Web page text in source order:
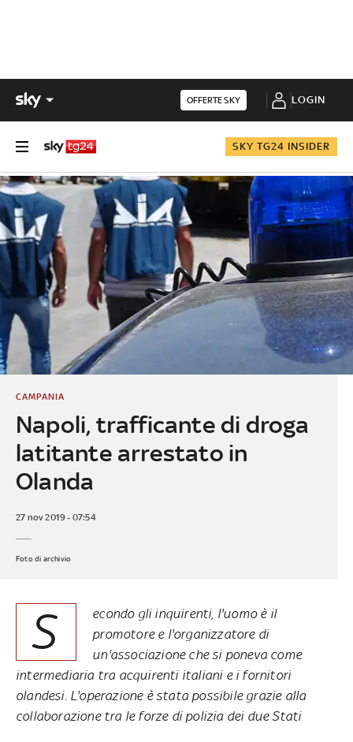
OFFERTE SKY LOGIN
SKY TG24 INSIDER
Napoli, trafficante di droga
latitante arrestato in
Olanda
CAMPANIA
27 nov 2019 - 07:54
Foto di archivio
S
econdo gli inquirenti, l'uomo è il
promotore e l'organizzatore di
un'associazione che si poneva come
intermediaria tra acquirenti italiani e i fornitori
olandesi. L'operazione è stata possibile grazie alla
collaborazione tra le forze di polizia dei due Stati